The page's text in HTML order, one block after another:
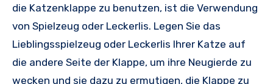
die Katzenklappe zu benutzen, ist die Verwendung
von Spielzeug oder Leckerlis. Legen Sie das
Lieblingsspielzeug oder Leckerlis Ihrer Katze auf
die andere Seite der Klappe, um ihre Neugierde zu
wecken und sie dazu zu ermutigen, die Klappe zu